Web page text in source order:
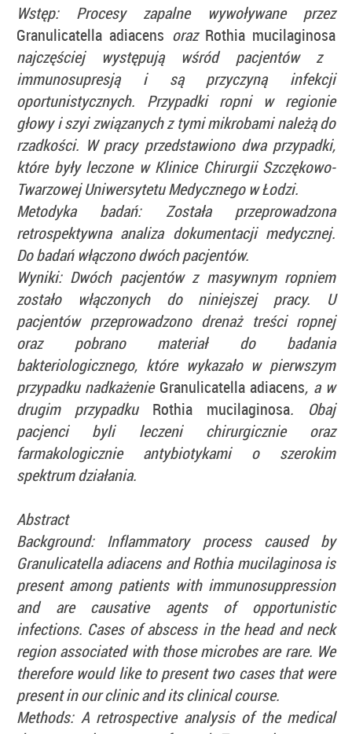
Wstęp:Procesy zapalne wywoływane przez
Granulicatella adiacens oraz Rothia mucilaginosa
najczęściej występują wśród pacjentów z
immunosupresją i są przyczyną infekcji
oportunistycznych. Przypadki ropni w regionie
głowy i szyi związanych z tymi mikrobami należą do
rzadkości. W pracy przedstawiono dwa przypadki,
które były leczone w Klinice Chirurgii Szczękowo-
Twarzowej Uniwersytetu Medycznego w Łodzi.
Metodyka badań:Została przeprowadzona
retrospektywna analiza dokumentacji medycznej.
Do badań włączono dwóch pacjentów.
Wyniki:Dwóch pacjentów z masywnym ropniem
zostało włączonych do niniejszej pracy. U
pacjentów przeprowadzono drenaż treści ropnej
oraz pobrano materiał do badania
bakteriologicznego, które wykazało w pierwszym
przypadku nadkażenie Granulicatella adiacens, a w
drugim przypadku Rothia mucilaginosa. Obaj
pacjenci byli leczeni chirurgicznie oraz
farmakologicznie antybiotykami o szerokim
spektrum działania.
Abstract
Background: Inflammatory process caused by
Granulicatella adiacens and Rothia mucilaginosa is
present among patients with immunosuppression
and are causative agents of opportunistic
infections. Cases of abscess in the head and neck
region associated with those microbes are rare. We
therefore would like to present two cases that were
present in our clinic and its clinical course.
Methods: A retrospective analysis of the medical